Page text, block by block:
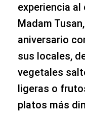
experiencia al
Madam
aniversario
sus locales,
vegetales
ligeras o
platos más